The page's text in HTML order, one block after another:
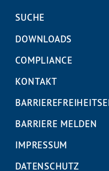
Navigation
SUCHE
DOWNLOADS
COMPLIANCE
KONTAKT
BARRIERE MELDEN
IMPRESSUM
DATENSCHUTZ